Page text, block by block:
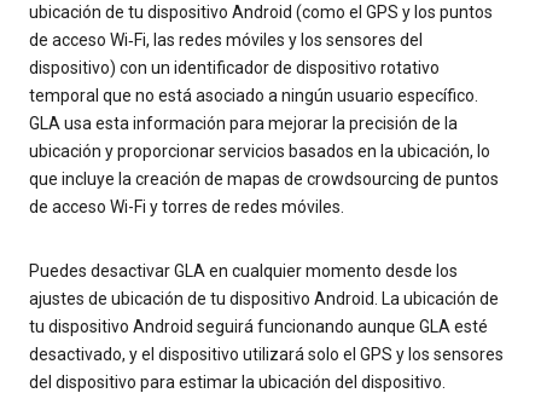
ubicación de tu dispositivo Android (como el GPS y los puntos
de acceso Wi‐Fi, las redes móviles y los sensores del
dispositivo) con un identificador de dispositivo rotativo
temporal que no está asociado a ningún usuario específico.
GLA usa esta información para mejorar la precisión de la
ubicación y proporcionar servicios basados en la ubicación, lo
que incluye la creación de mapas de crowdsourcing de puntos
de acceso Wi-Fi y torres de redes móviles.
Puedes desactivar GLA en cualquier momento desde los
ajustes de ubicación de tu dispositivo Android. La ubicación de
tu dispositivo Android seguirá funcionando aunque GLA esté
desactivado, y el dispositivo utilizará solo el GPS y los sensores
del dispositivo para estimar la ubicación del dispositivo.